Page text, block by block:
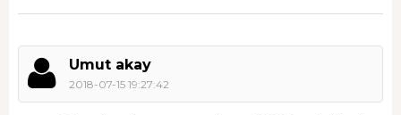
Umut akay
2018-07-15 19:27:42